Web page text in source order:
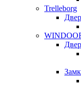
Trelleborg